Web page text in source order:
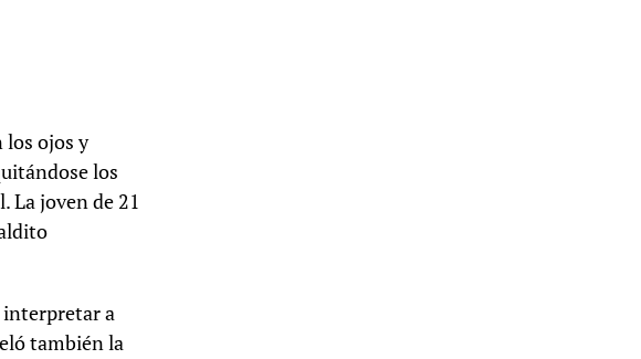
los ojos y
los
La joven de 21
interpretar a
también la